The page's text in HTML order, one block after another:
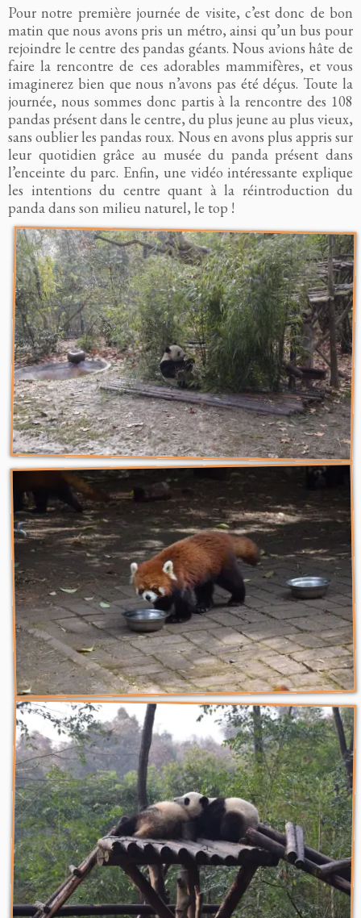
Pour notre première journée de visite, c’est donc de bon
matin que nous avons pris un métro, ainsi qu’un bus pour
rejoindre le centre des pandas géants. Nous avions hâte de
faire la rencontre de ces adorables mammifères, et vous
imaginerez bien que nous n’avons pas été déçus. Toute la
journée, nous sommes donc partis à la rencontre des 108
pandas présent dans le centre, du plus jeune au plus vieux,
sans oublier les pandas roux. Nous en avons plus appris sur
leur quotidien grâce au musée du panda présent dans
l’enceinte du parc. Enfin, une vidéo intéressante explique
les intentions du centre quant à la réintroduction du
panda dans son milieu naturel, le top !